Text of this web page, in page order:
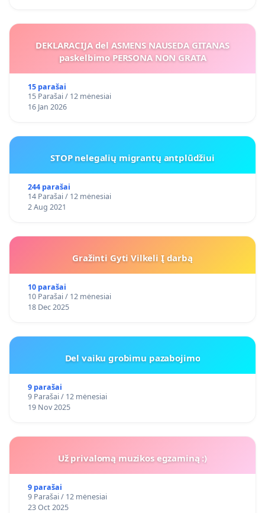
DEKLARACIJA del ASMENS NAUSEDA GITANAS
paskelbimo PERSONA NON GRATA
15 parašai
15 Parašai / 12 mėnesiai
16 Jan 2026
STOP nelegalių migrantų antplūdžiui
244 parašai
14 Parašai / 12 mėnesiai
2 Aug 2021
Gražinti Gyti Vilkeli Į darbą
10 parašai
10 Parašai / 12 mėnesiai
18 Dec 2025
Del vaiku grobimu pazabojimo
9 parašai
9 Parašai / 12 mėnesiai
19 Nov 2025
Už privalomą muzikos egzaminą :)
9 parašai
9 Parašai / 12 mėnesiai
23 Oct 2025